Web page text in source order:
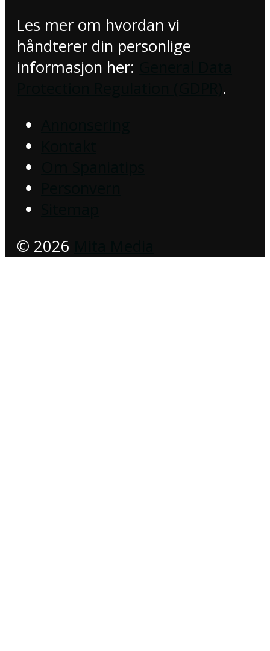
Les mer om hvordan vi
håndterer din personlige
informasjon her:
.
© 2026